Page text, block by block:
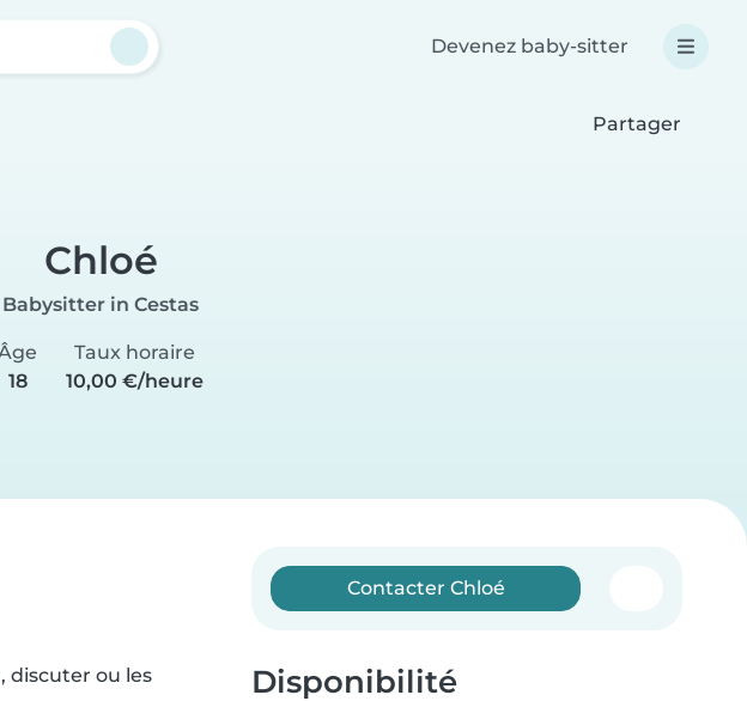
Devenez baby-sitter
Partager
Chloé
Babysitter in Cestas
18
Taux horaire
10,00 €/heure
discuter ou les
Contacter Chloé
Disponibilité